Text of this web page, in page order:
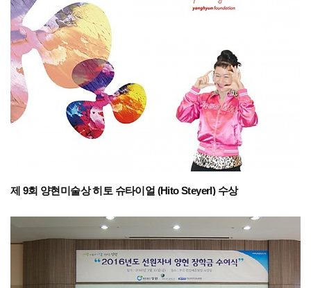
제 9회 양현미술상 히토 슈타이얼 (Hito Steyerl) 수상